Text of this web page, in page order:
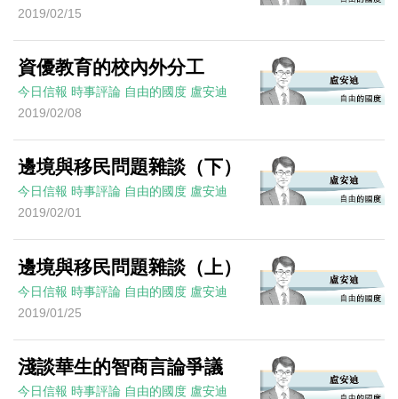
2019/02/15
資優教育的校內外分工
今日信報 時事評論 自由的國度 盧安迪
2019/02/08
邊境與移民問題雜談（下）
今日信報 時事評論 自由的國度 盧安迪
2019/02/01
邊境與移民問題雜談（上）
今日信報 時事評論 自由的國度 盧安迪
2019/01/25
淺談華生的智商言論爭議
今日信報 時事評論 自由的國度 盧安迪